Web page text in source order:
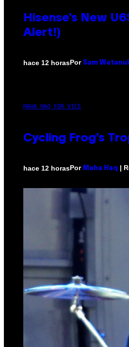
Hisense’s New
Alert!)
hace 12 horasPor Sam
MAHA HAQ FOR VICE
Cycling Frog’s
hace 12 horasPor Maha Haq |